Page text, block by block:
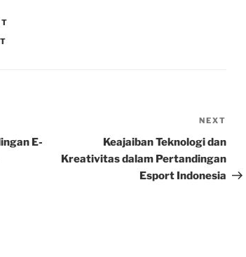
E-
Post
NEXT
Keajaiban Teknologi dan
Kreativitas dalam Pertandingan
Esport Indonesia